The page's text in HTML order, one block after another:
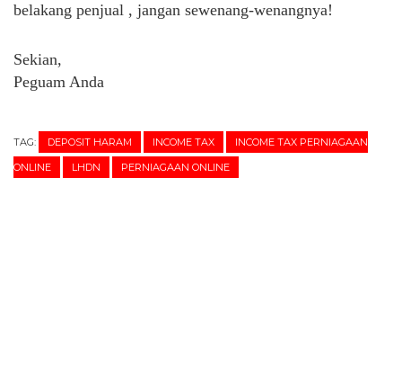
belakang penjual , jangan sewenang-wenangnya!
Sekian,
Peguam Anda
TAG: DEPOSIT HARAM INCOME TAX
INCOME TAX PERNIAGAAN
ONLINE
LHDN PERNIAGAAN ONLINE